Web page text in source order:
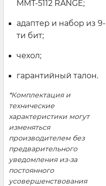
MMT-5112 RANGE;
адаптер и набор из 9-
ти бит;
чехол;
гарантийный талон.
*Комплектация и
технические
характеристики могут
изменяться
производителем без
предварительного
уведомления из-за
постоянного
усовершенствования